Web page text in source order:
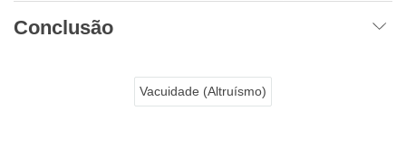
Conclusão
Vacuidade (Altruísmo)